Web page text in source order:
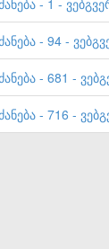
- 1 -
- 94 -
- 681 -
- 716 -